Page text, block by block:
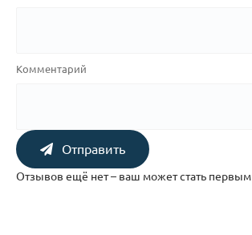
Комментарий
Отправить
Отзывов ещё нет – ваш может стать первым